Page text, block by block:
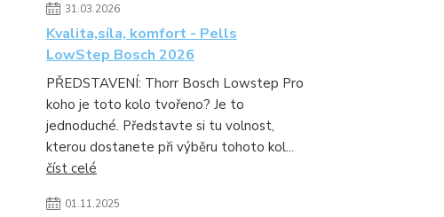
31.03.2026
Kvalita,síla, komfort - Pells
LowStep Bosch 2026
PŘEDSTAVENÍ: Thorr Bosch Lowstep Pro
koho je toto kolo tvořeno? Je to
jednoduché. Představte si tu volnost,
kterou dostanete při výběru tohoto kol...
číst celé
01.11.2025